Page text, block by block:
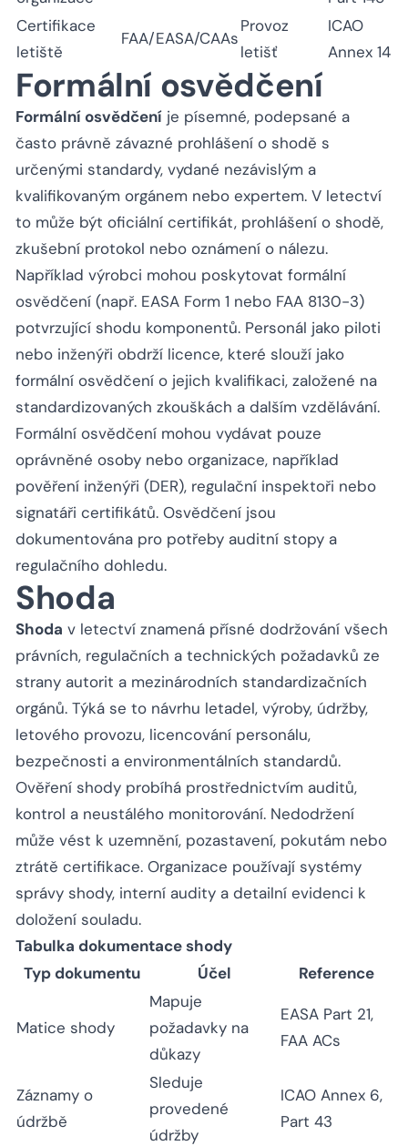
Certifikace
letiště
FAA/EASA/CAAs
Provoz
letišť
ICAO
Annex 14
Formální osvědčení
Formální osvědčení je písemné, podepsané a
často právně závazné prohlášení o shodě s
určenými standardy, vydané nezávislým a
kvalifikovaným orgánem nebo expertem. V letectví
to může být oficiální certifikát, prohlášení o shodě,
zkušební protokol nebo oznámení o nálezu.
Například výrobci mohou poskytovat formální
osvědčení (např. EASA Form 1 nebo FAA 8130-3)
potvrzující shodu komponentů. Personál jako piloti
nebo inženýři obdrží licence, které slouží jako
formální osvědčení o jejich kvalifikaci, založené na
standardizovaných zkouškách a dalším vzdělávání.
Formální osvědčení mohou vydávat pouze
oprávněné osoby nebo organizace, například
pověření inženýři (DER), regulační inspektoři nebo
signatáři certifikátů. Osvědčení jsou
dokumentována pro potřeby auditní stopy a
regulačního dohledu.
Shoda
Shoda v letectví znamená přísné dodržování všech
právních, regulačních a technických požadavků ze
strany autorit a mezinárodních standardizačních
orgánů. Týká se to návrhu letadel, výroby, údržby,
letového provozu, licencování personálu,
bezpečnosti a environmentálních standardů.
Ověření shody probíhá prostřednictvím auditů,
kontrol a neustálého monitorování. Nedodržení
může vést k uzemnění, pozastavení, pokutám nebo
ztrátě certifikace. Organizace používají systémy
správy shody, interní audity a detailní evidenci k
doložení souladu.
Tabulka dokumentace shody
Typ dokumentu
Účel Reference
Matice shody
Mapuje
požadavky na
důkazy
EASA Part 21,
FAA ACs
Záznamy o
údržbě
Sleduje
provedené
údržby
ICAO Annex 6,
Part 43